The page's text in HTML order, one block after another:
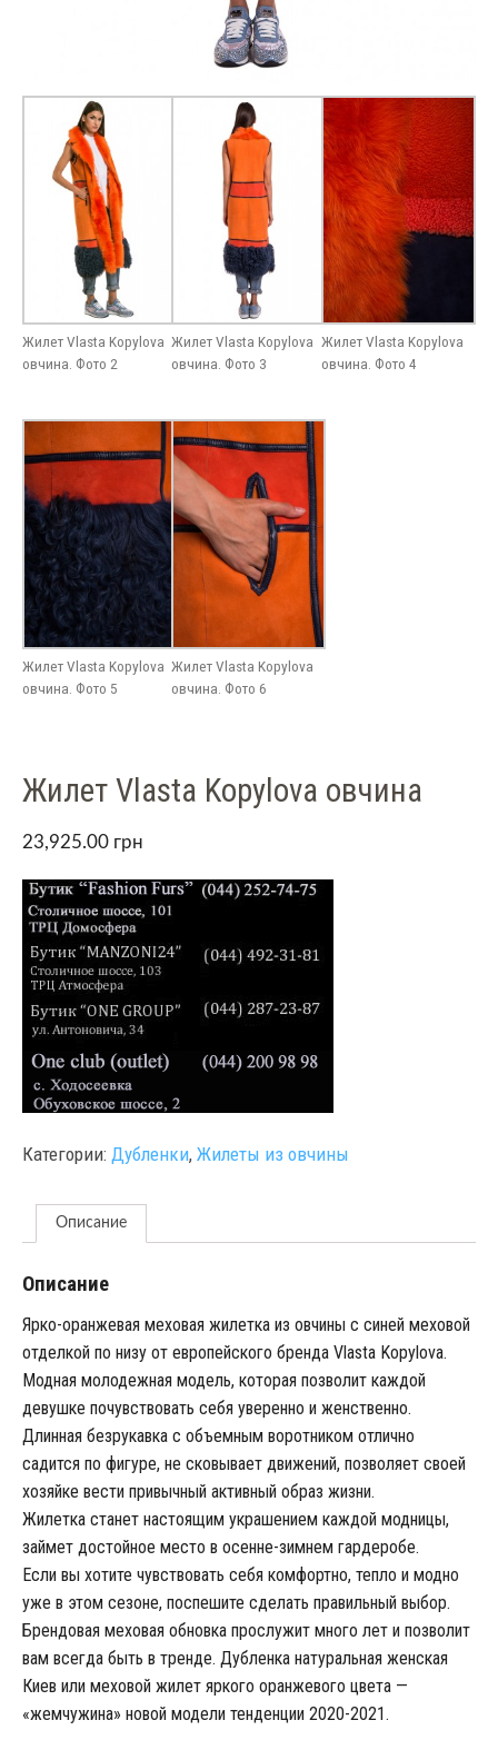
Жилет Vlasta Kopylova
овчина. Фото 2
Жилет Vlasta Kopylova
овчина. Фото 3
Жилет Vlasta Kopylova
овчина. Фото 4
Жилет Vlasta Kopylova
овчина. Фото 5
Жилет Vlasta Kopylova
овчина. Фото 6
Жилет Vlasta Kopylova овчина
23,925.00 грн
Категории: Дубленки, Жилеты из овчины
Описание
Описание
Ярко-оранжевая меховая жилетка из овчины с синей меховой
отделкой по низу от европейского бренда Vlasta Kopylova.
Модная молодежная модель, которая позволит каждой
девушке почувствовать себя уверенно и женственно.
Длинная безрукавка с объемным воротником отлично
садится по фигуре, не сковывает движений, позволяет своей
хозяйке вести привычный активный образ жизни.
Жилетка станет настоящим украшением каждой модницы,
займет достойное место в осенне-зимнем гардеробе.
Если вы хотите чувствовать себя комфортно, тепло и модно
уже в этом сезоне, поспешите сделать правильный выбор.
Брендовая меховая обновка прослужит много лет и позволит
вам всегда быть в тренде. Дубленка натуральная женская
Киев или меховой жилет яркого оранжевого цвета —
«жемчужина» новой модели тенденции 2020-2021.